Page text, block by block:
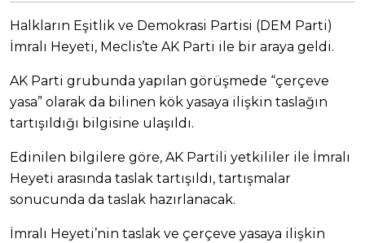
Halkların Eşitlik ve Demokrasi Partisi (DEM Parti)
İmralı Heyeti, Meclis’te AK Parti ile bir araya geldi.
AK Parti grubunda yapılan görüşmede “çerçeve
yasa” olarak da bilinen kök yasaya ilişkin taslağın
tartışıldığı bilgisine ulaşıldı.
Edinilen bilgilere göre, AK Partili yetkililer ile İmralı
Heyeti arasında taslak tartışıldı, tartışmalar
sonucunda da taslak hazırlanacak.
İmralı Heyeti’nin taslak ve çerçeve yasaya ilişkin